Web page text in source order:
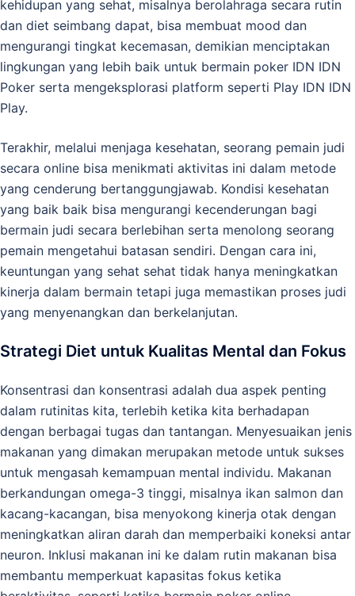
kehidupan yang sehat, misalnya berolahraga secara rutin
dan diet seimbang dapat, bisa membuat mood dan
mengurangi tingkat kecemasan, demikian menciptakan
lingkungan yang lebih baik untuk bermain poker IDN IDN
Poker serta mengeksplorasi platform seperti Play IDN IDN
Play.
Terakhir, melalui menjaga kesehatan, seorang pemain judi
secara online bisa menikmati aktivitas ini dalam metode
yang cenderung bertanggungjawab. Kondisi kesehatan
yang baik baik bisa mengurangi kecenderungan bagi
bermain judi secara berlebihan serta menolong seorang
pemain mengetahui batasan sendiri. Dengan cara ini,
keuntungan yang sehat sehat tidak hanya meningkatkan
kinerja dalam bermain tetapi juga memastikan proses judi
yang menyenangkan dan berkelanjutan.
Strategi Diet untuk Kualitas Mental dan Fokus
Konsentrasi dan konsentrasi adalah dua aspek penting
dalam rutinitas kita, terlebih ketika kita berhadapan
dengan berbagai tugas dan tantangan. Menyesuaikan jenis
makanan yang dimakan merupakan metode untuk sukses
untuk mengasah kemampuan mental individu. Makanan
berkandungan omega-3 tinggi, misalnya ikan salmon dan
kacang-kacangan, bisa menyokong kinerja otak dengan
meningkatkan aliran darah dan memperbaiki koneksi antar
neuron. Inklusi makanan ini ke dalam rutin makanan bisa
membantu memperkuat kapasitas fokus ketika